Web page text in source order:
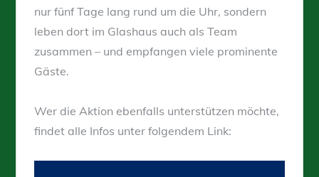
nur fünf Tage lang rund um die Uhr, sondern
leben dort im Glashaus auch als Team
zusammen – und empfangen viele prominente
Gäste.
Wer die Aktion ebenfalls unterstützen möchte,
findet alle Infos unter folgendem Link: